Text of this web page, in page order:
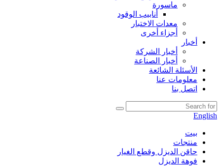
ماسورة
أنابيب الوقود
معدات الاختبار
أجزاء أخرى
أخبار
أخبار الشركة
أخبار الصناعة
الأسئلة الشائعة
معلومات عنا
اتصل بنا
English
بيت
منتجات
حاقن الديزل وقطع الغيار
فوهة الديزل